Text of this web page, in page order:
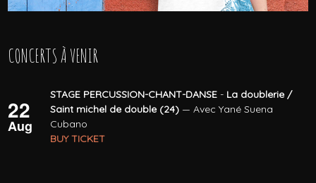
CONCERTS À VENIR
22
Aug
STAGE PERCUSSION-CHANT-DANSE - La doublerie /
Saint michel de double (24) — Avec Yané Suena
Cubano
BUY TICKET